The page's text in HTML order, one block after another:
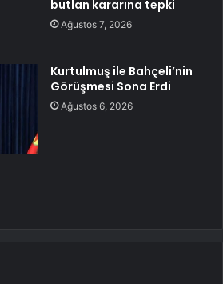
butlan kararına tepki
Ağustos 7, 2026
Kurtulmuş ile Bahçeli’nin
Görüşmesi Sona Erdi
Ağustos 6, 2026